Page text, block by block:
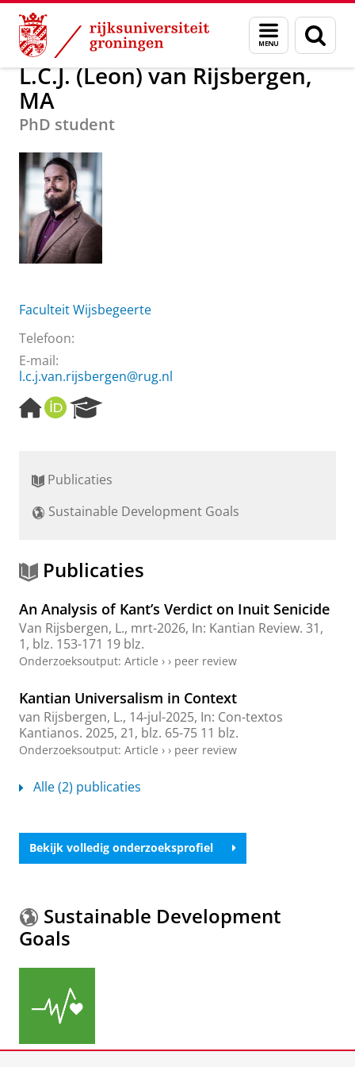
Skip
Content
Skip
Navigation
Menu
en
zoeken
Over ons L.C.J. (Leon) van Rijsbergen, MA
L.C.J. (Leon) van Rijsbergen,
MA
PhD student
Faculteit Wijsbegeerte
Telefoon:
E-mail:
l.c.j.van.rijsbergen@rug.nl
H
o
a
e
O
R
r
h
r
t
l
Publicaties
Sustainable Development Goals
Publicaties
An Analysis of Kant’s Verdict on Inuit Senicide
Van Rijsbergen, L., mrt-2026, In: Kantian Review. 31,
1, blz. 153-171 19 blz.
Onderzoeksoutput: Article › › peer review
Kantian Universalism in Context
van Rijsbergen, L., 14-jul-2025, In: Con-textos
Kantianos. 2025, 21, blz. 65-75 11 blz.
Onderzoeksoutput: Article › › peer review
Alle (2) publicaties
Bekijk volledig onderzoeksprofiel
Sustainable Development
Goals